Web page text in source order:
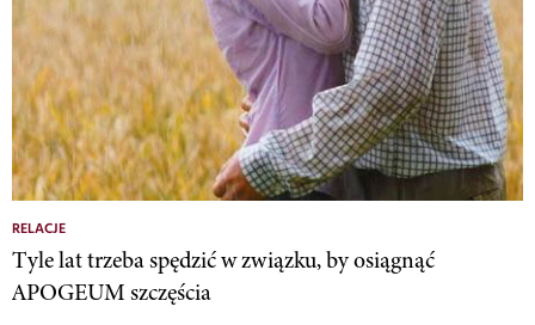
RELACJE
Tyle lat trzeba spędzić w związku, by osiągnąć
APOGEUM szczęścia